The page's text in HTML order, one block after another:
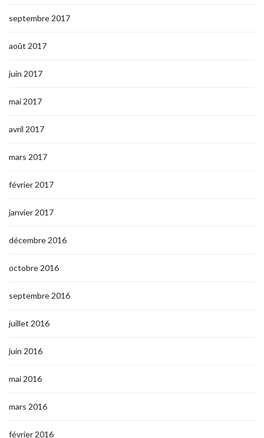
septembre 2017
août 2017
juin 2017
mai 2017
avril 2017
mars 2017
février 2017
janvier 2017
décembre 2016
octobre 2016
septembre 2016
juillet 2016
juin 2016
mai 2016
mars 2016
février 2016